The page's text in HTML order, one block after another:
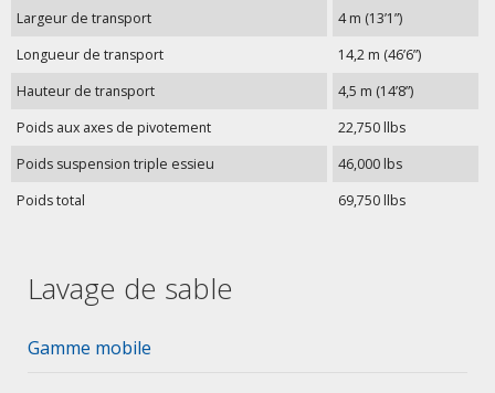
Largeur de transport
4 m (13’1”)
Longueur de transport
14,2 m (46’6”)
Hauteur de transport
4,5 m (14’8”)
Poids aux axes de pivotement
22,750 llbs
Poids suspension triple essieu
46,000 lbs
Poids total
69,750 llbs
Lavage de sable
Gamme mobile